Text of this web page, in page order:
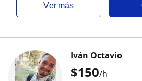
ver más
$150/h
Iván Octavio